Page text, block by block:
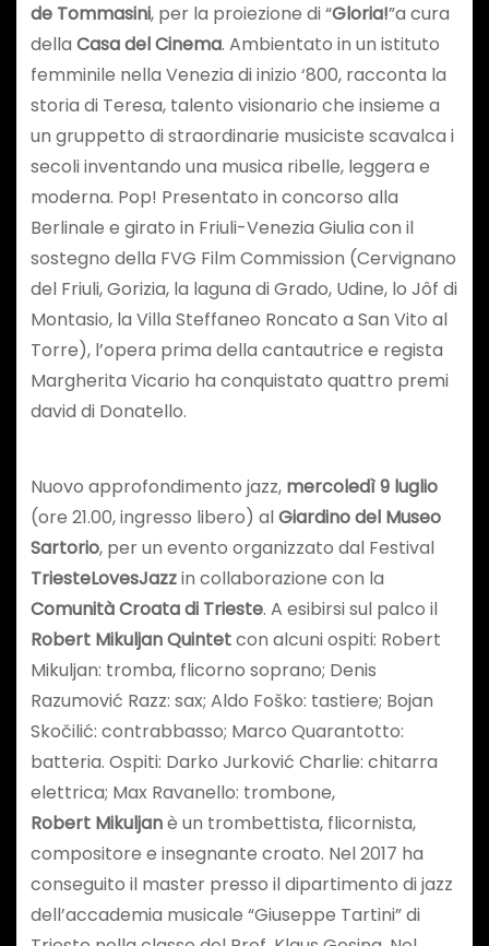
de Tommasini, per la proiezione di “Gloria!”a cura
della Casa del Cinema. Ambientato in un istituto
femminile nella Venezia di inizio ‘800, racconta la
storia di Teresa, talento visionario che insieme a
un gruppetto di straordinarie musiciste scavalca i
secoli inventando una musica ribelle, leggera e
moderna. Pop! Presentato in concorso alla
Berlinale e girato in Friuli-Venezia Giulia con il
sostegno della FVG Film Commission (Cervignano
del Friuli, Gorizia, la laguna di Grado, Udine, lo Jôf di
Montasio, la Villa Steffaneo Roncato a San Vito al
Torre), l’opera prima della cantautrice e regista
Margherita Vicario ha conquistato quattro premi
david di Donatello.
Nuovo approfondimento jazz, mercoledì 9 luglio
(ore 21.00, ingresso libero) alGiardino del Museo
Sartorio, per un evento organizzato dal Festival
TriesteLovesJazzin collaborazione con la
Comunità Croata di Trieste. A esibirsi sul palco il
Robert Mikuljan Quintetcon alcuni ospiti: Robert
Mikuljan: tromba, flicorno soprano; Denis
Razumović Razz: sax; Aldo Foško: tastiere; Bojan
Skočilić: contrabbasso; Marco Quarantotto:
batteria. Ospiti: Darko Jurković Charlie: chitarra
elettrica; Max Ravanello: trombone,
Robert Mikuljanè un trombettista, flicornista,
compositore e insegnante croato. Nel 2017 ha
conseguito il master presso il dipartimento di jazz
dell’accademia musicale “Giuseppe Tartini” di